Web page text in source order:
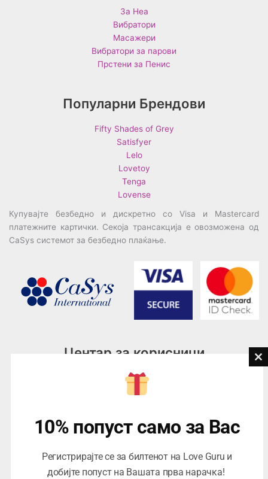
За Неа
Вибратори
Масажери
Вибратори за парови
Прстени за Пенис
Популарни Брендови
Fifty Shades of Grey
Satisfyer
Lelo
Lovetoy
Tenga
Lovense
Купувајте безбедно и дискретно со Visa и Mastercard
платежните картички. Секоја трансакција е овозможена од
CaSys системот за безбедно плаќање.
Центар за корисници
076945497; 076945498
contact@loveguru.mk
Саб – Нед: 10-18
10% попуст само за Вас
Регистрирајте се за билтенот на Love Guru и
добијте попуст на Вашата прва нарачка!